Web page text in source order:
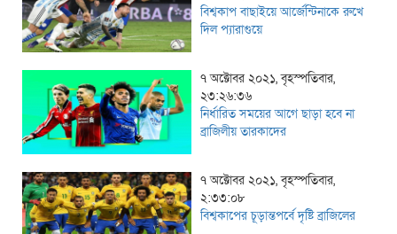
বিশ্বকাপ বাছাইয়ে আর্জেন্টিনাকে রুখে
দিল প্যারাগুয়ে
৭ অক্টোবর ২০২১, বৃহস্পতিবার,
২৩:২৬:৩৬
নির্ধারিত সময়ের আগে ছাড়া হবে না
ব্রাজিলীয় তারকাদের
৭ অক্টোবর ২০২১, বৃহস্পতিবার,
২:৩৩:০৮
বিশ্বকাপের চূড়ান্তপর্বে দৃষ্টি ব্রাজিলের